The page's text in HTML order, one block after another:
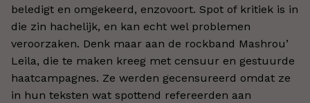
beledigt en omgekeerd, enzovoort. Spot of kritiek is in
die zin hachelijk, en kan echt wel problemen
veroorzaken. Denk maar aan de rockband Mashrou’
Leila, die te maken kreeg met censuur en gestuurde
haatcampagnes. Ze werden gecensureerd omdat ze
in hun teksten wat spottend refereerden aan